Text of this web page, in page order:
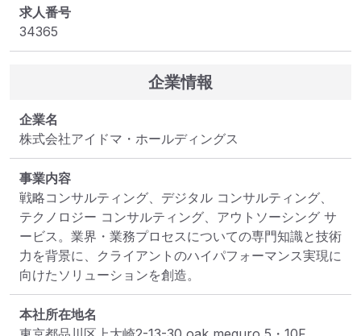
求人番号
34365
企業情報
企業名
株式会社アイドマ・ホールディングス
事業内容
戦略コンサルティング、デジタル コンサルティング、
テクノロジー コンサルティング、アウトソーシング サ
ービス。業界・業務プロセスについての専門知識と技術
力を背景に、クライアントのハイパフォーマンス実現に
向けたソリューションを創造。
本社所在地名